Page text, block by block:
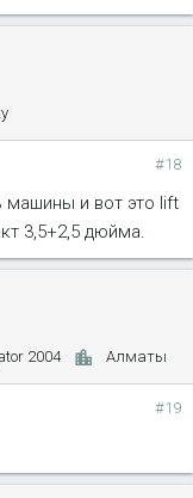
#18
машины и вот это lift
3,5+2,5 дюйма.
2004 Алматы
#19